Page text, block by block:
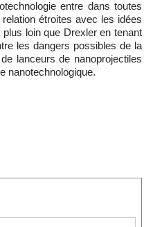
entre dans toutes
étroites avec les idées
loin que Drexler en tenant
les dangers possibles de la
lanceurs de nanoprojectiles
nanotechnologique.